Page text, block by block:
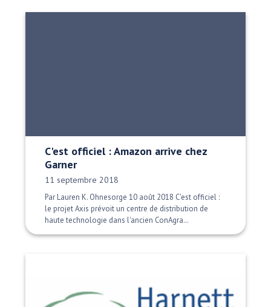
C'est officiel : Amazon arrive chez
Garner
Date publiée:
11 septembre 2018
Par Lauren K. Ohnesorge 10 août 2018 C'est officiel :
le projet Axis prévoit un centre de distribution de
haute technologie dans l'ancien ConAgra…